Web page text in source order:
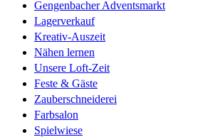
Gengenbacher Adventsmarkt
Lagerverkauf
Kreativ-Auszeit
Nähen lernen
Unsere Loft-Zeit
Feste & Gäste
Zauberschneiderei
Farbsalon
Spielwiese